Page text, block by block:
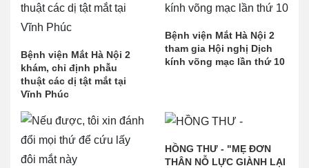
Bệnh viện Mắt Hà Nội 2
khám, chỉ định phẫu
thuật các dị tật mắt tại
Vĩnh Phúc
Bệnh viện Mắt Hà Nội 2
tham gia Hội nghị Dịch
kính võng mạc lần thứ 10
HỒNG THƯ - "MẸ ĐƠN
THÂN NỖ LỰC GIÀNH LẠI